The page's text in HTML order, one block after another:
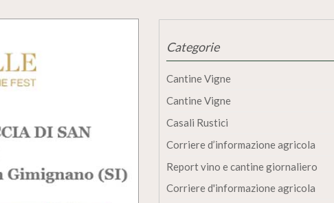
Categorie
Cantine Vigne
Cantine Vigne
Casali Rustici
Corriere d’informazione agricola
Report vino e cantine giornaliero
Corriere d'informazione agricola